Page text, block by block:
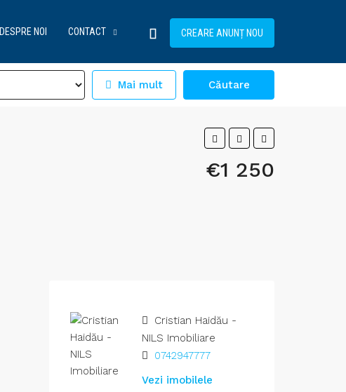
DESPRE NOI CONTACT CREARE ANUNȚ NOU
Mai mult Căutare
€1 250
Cristian Haidău -
NILS Imobiliare
0742947777
Vezi imobilele